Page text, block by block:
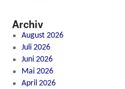
Archiv
August 2026
Juli 2026
Juni 2026
Mai 2026
April 2026